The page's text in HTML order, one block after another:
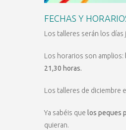
FECHAS Y
Los talleres serán los
Los horarios son amplios:
21,30 horas.
Los talleres de diciembre
Ya sabéis que los peques
quieran.